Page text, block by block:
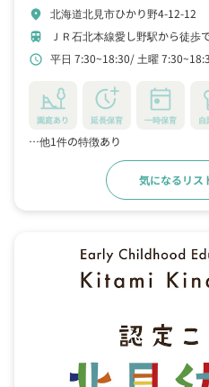
location_on 北海道北見市ひかり野4-12-12
train ＪＲ石北本線愛し野駅から徒歩
schedule 平日 7:30~18:30 土曜
園庭あり 延長保育 一時保育 自
…他1件の特徴あり
気になるリス